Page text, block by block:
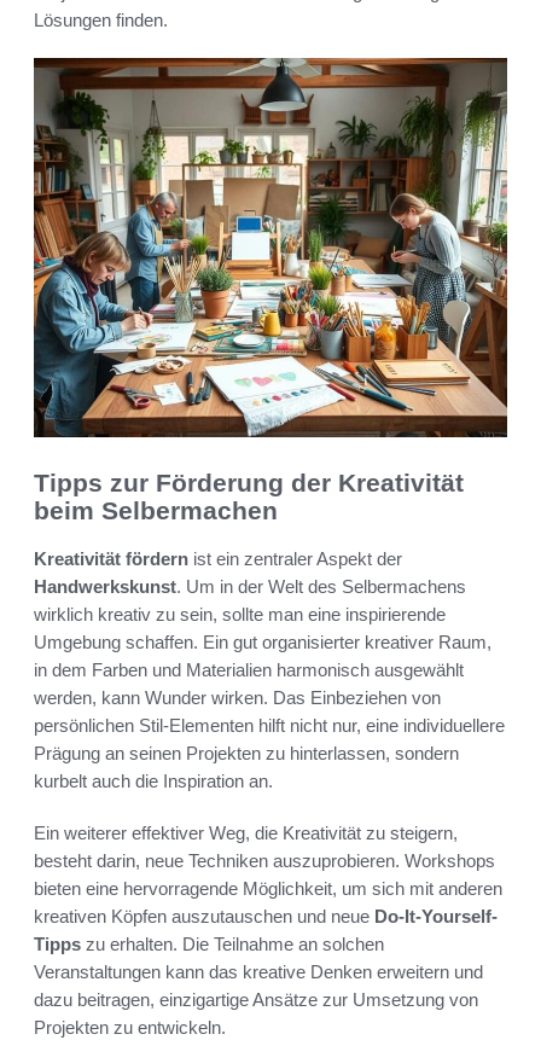
Lösungen finden.
Tipps zur Förderung der Kreativität
beim Selbermachen
Kreativität fördern ist ein zentraler Aspekt der
Handwerkskunst. Um in der Welt des Selbermachens
wirklich kreativ zu sein, sollte man eine inspirierende
Umgebung schaffen. Ein gut organisierter kreativer Raum,
in dem Farben und Materialien harmonisch ausgewählt
werden, kann Wunder wirken. Das Einbeziehen von
persönlichen Stil-Elementen hilft nicht nur, eine individuellere
Prägung an seinen Projekten zu hinterlassen, sondern
kurbelt auch die Inspiration an.
Ein weiterer effektiver Weg, die Kreativität zu steigern,
besteht darin, neue Techniken auszuprobieren. Workshops
bieten eine hervorragende Möglichkeit, um sich mit anderen
kreativen Köpfen auszutauschen und neue Do-It-Yourself-
Tipps zu erhalten. Die Teilnahme an solchen
Veranstaltungen kann das kreative Denken erweitern und
dazu beitragen, einzigartige Ansätze zur Umsetzung von
Projekten zu entwickeln.